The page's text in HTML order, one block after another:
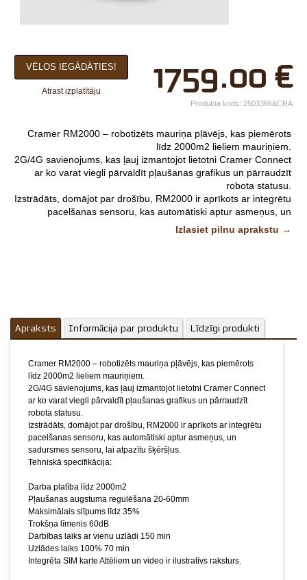
×
Jūsu vārds*
Uzņēmuma
tālr.*
E-pasts*
Izvēlieties tuvāko
veikalu*
1759.00 €
VĒLOS IEGĀDĀTIES!
Atrast izplatītāju
Produkta kods: 2503386&CRA
Cramer RM2000 – robotizēts mauriņa pļāvējs, kas piemērots
līdz 2000m2 lieliem mauriņiem.
2G/4G savienojums, kas ļauj izmantojot lietotni Cramer Connect
ar ko varat viegli pārvaldīt pļaušanas grafikus un pārraudzīt
robota statusu.
Izstrādāts, domājot par drošību, RM2000 ir aprīkots ar integrētu
pacelšanas sensoru, kas automātiski aptur asmeņus, un
sadursmes sensoru, lai atpazītu šķēršļus.
Tehniskā specifikācija:
Darbības laiks ar vienu uzlādi 150 min
Uzlādes laiks 100% 70 min
Integrēta SIM karteAttēliem un video ir ilustratīvs raksturs.
Izlasiet pilnu aprakstu →
Apraksts Informācija par produktu Līdzīgi produkti
Cramer RM2000 – robotizēts mauriņa pļāvējs, kas piemērots
līdz 2000m2 lieliem mauriņiem.
2G/4G savienojums, kas ļauj izmantojot lietotni Cramer Connect
ar ko varat viegli pārvaldīt pļaušanas grafikus un pārraudzīt
robota statusu.
Izstrādāts, domājot par drošību, RM2000 ir aprīkots ar integrētu
pacelšanas sensoru, kas automātiski aptur asmeņus, un
sadursmes sensoru, lai atpazītu šķēršļus.
Tehniskā specifikācija:
Darba platība līdz 2000m2
Pļaušanas augstuma regulēšana 20-60mm
Maksimālais slīpums līdz 35%
Trokšņa līmenis 60dB
Darbības laiks ar vienu uzlādi 150 min
Uzlādes laiks 100% 70 min
Integrēta SIM karte Attēliem un video ir ilustratīvs raksturs.